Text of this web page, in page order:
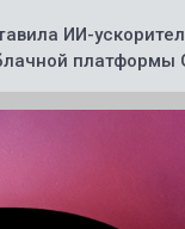
ИИ-
платформы